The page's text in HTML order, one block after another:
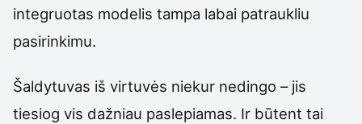
integruotas modelis tampa labai patraukliu
pasirinkimu.
Šaldytuvas iš virtuvės niekur nedingo – jis
tiesiog vis dažniau paslepiamas. Ir būtent tai